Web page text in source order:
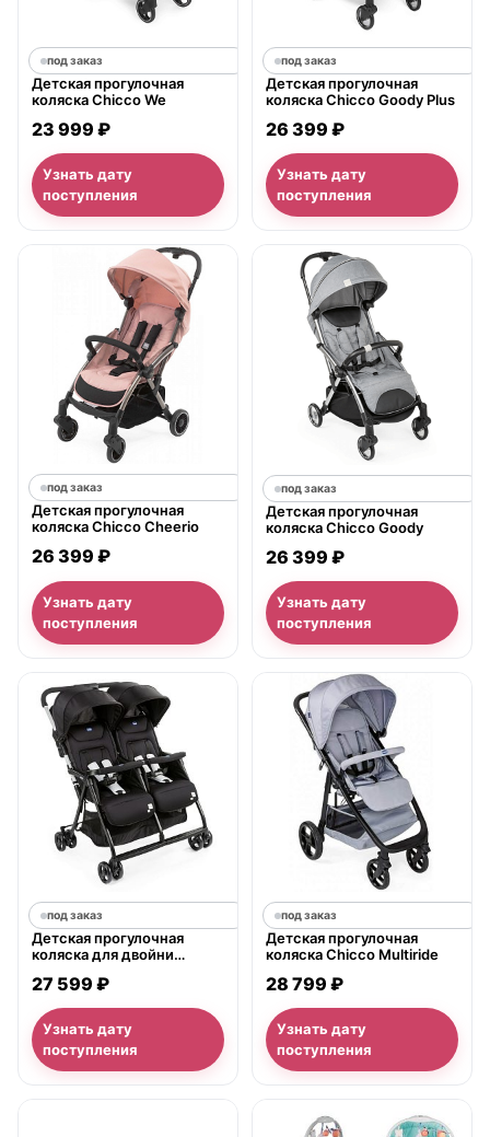
под заказ
Детская прогулочная
коляска Chicco We
23 999 ₽
Узнать дату
поступления
под заказ
Детская прогулочная
коляска Chicco Goody Plus
26 399 ₽
Узнать дату
поступления
под заказ
Детская прогулочная
коляска Chicco Cheerio
26 399 ₽
Узнать дату
поступления
под заказ
Детская прогулочная
коляска Chicco Goody
26 399 ₽
Узнать дату
поступления
под заказ
Детская прогулочная
коляска для двойни
27 599 ₽
Узнать дату
поступления
под заказ
Детская прогулочная
коляска Chicco Multiride
28 799 ₽
Узнать дату
поступления